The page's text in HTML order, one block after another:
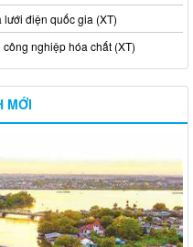
lưới điện quốc gia (XT)
công nghiệp hóa chất (XT)
MỚI